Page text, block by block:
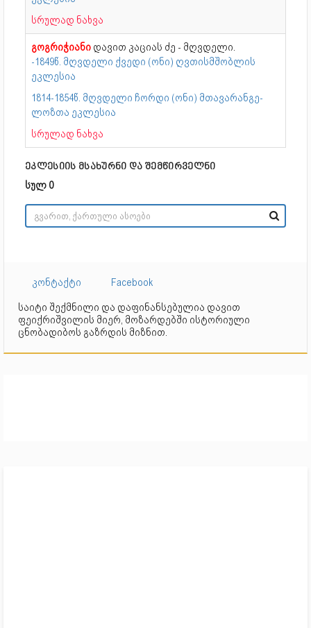
სრულად ნახვა
გოგრიჭიანი დავით კაციას ძე - მღვდელი.
-1849წ. მღვდელი ქვედი (ონი) ღვთისმშობლის
ეკლესია
1814-1854წ. მღვდელი ჩორდი (ონი) მთა­ვა­რან­გე­
ლოზ­თა ეკ­ლე­სია
სრულად ნახვა
ეკლესიის მსახურნი და შემწირველნი
სულ 0
კონტაქტი
Facebook
საიტი შექმნილი და დაფინანსებულია დავით
ფეიქრიშვილის მიერ, მოზარდებში ისტორიული
ცნობადიბოს გაზრდის მიზნით.